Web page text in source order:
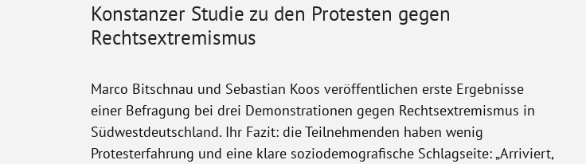
Konstanzer Studie zu den Protesten gegen
Rechtsextremismus
Marco Bitschnau und Sebastian Koos veröffentlichen erste Ergebnisse
einer Befragung bei drei Demonstrationen gegen Rechtsextremismus in
Südwestdeutschland. Ihr Fazit: die Teilnehmenden haben wenig
Protesterfahrung und eine klare soziodemografische Schlagseite: „Arriviert,